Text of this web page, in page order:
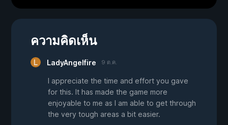
ความคิดเห็น
LadyAngelfire 9 ต.ค.
I appreciate the time and effort you gave
for this. It has made the game more
enjoyable to me as I am able to get through
the very tough areas a bit easier.